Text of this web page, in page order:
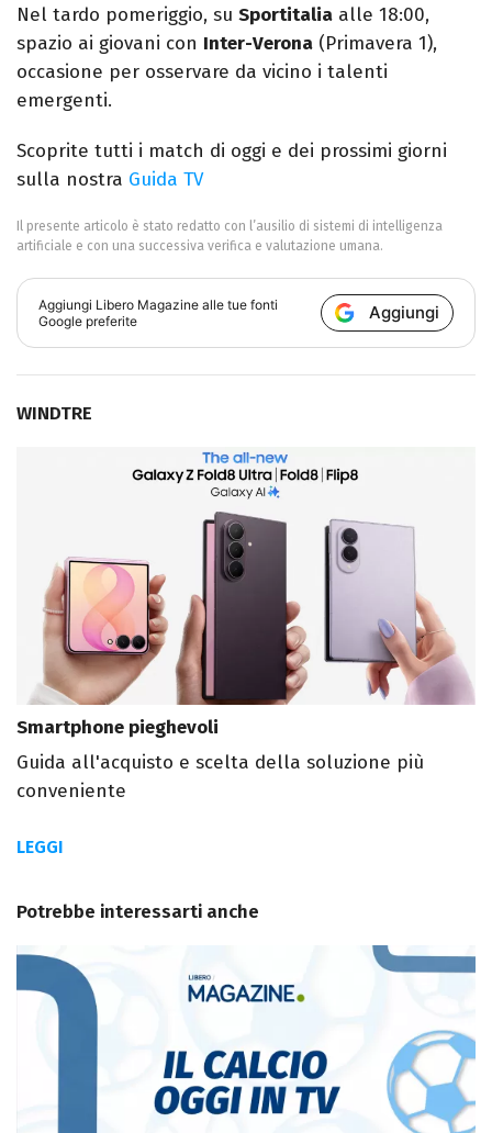
Nel tardo pomeriggio, su Sportitalia alle 18:00,
spazio ai giovani con Inter-Verona (Primavera 1),
occasione per osservare da vicino i talenti
emergenti.
Scoprite tutti i match di oggi e dei prossimi giorni
sulla nostra Guida TV
Il presente articolo è stato redatto con l’ausilio di sistemi di intelligenza
artificiale e con una successiva verifica e valutazione umana.
Aggiungi Libero Magazine alle tue fonti
Google preferite
Aggiungi
WINDTRE
Smartphone pieghevoli
Guida all'acquisto e scelta della soluzione più
conveniente
LEGGI
Potrebbe interessarti anche